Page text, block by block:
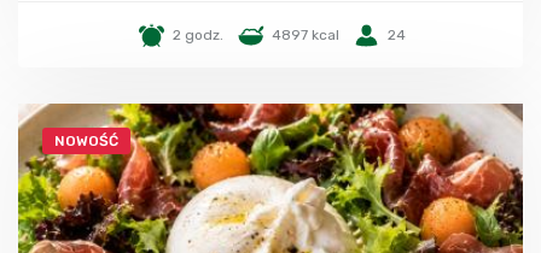
2 godz. 4897 kcal 24
NOWOŚĆ